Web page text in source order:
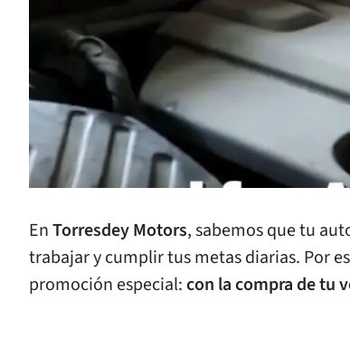
EnTorresdey Motors, sabemos que tu
trabajar y cumplir tus metas diarias. Por
promoción especial:con la compra de tu